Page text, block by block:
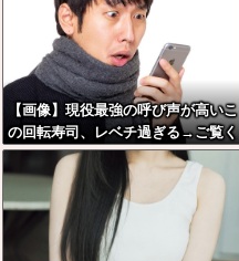
【画像】現役最強の呼び声が高いこ
の回転寿司、レベチ過ぎる→ご覧く
ださいw w w w w w w